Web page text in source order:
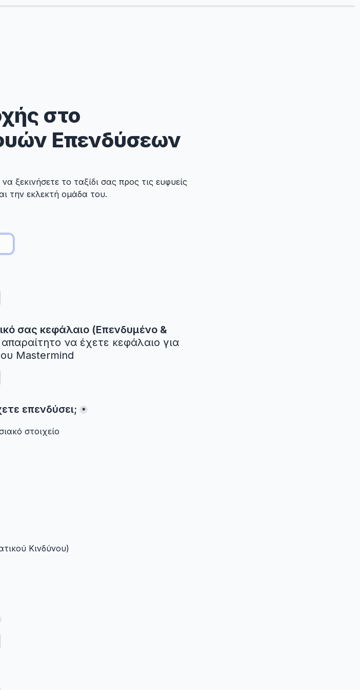
στο
Επενδύσεων
το ταξίδι σας προς τις ευφυείς
την εκλεκτή ομάδα του.
σας κεφάλαιο (Επενδυμένο &
να έχετε κεφάλαιο για
Mastermind
*
στοιχείο
Κινδύνου)